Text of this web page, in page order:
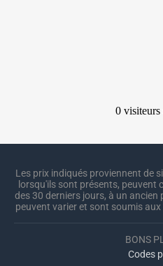
Les prix indiqués proviennent de
lorsqu'ils sont présents, peuvent
des 30 derniers jours, à un ancien
peuvent varier et sont soumis
BONS
Codes